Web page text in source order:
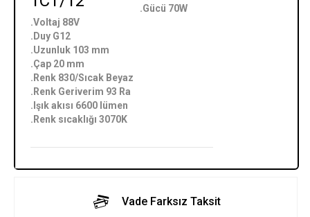
.Gücü 70W
.Voltaj 88V
.Duy G12
.Uzunluk 103 mm
.Çap 20 mm
.Renk 830/Sıcak Beyaz
.Renk Geriverim 93 Ra
.Işık akısı 6600 lümen
.Renk sıcaklığı 3070K
Vade Farksız Taksit